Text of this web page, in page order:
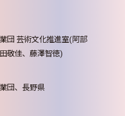
団 芸術文化推進室(阿部
敬佳、藤澤智徳)
団、長野県